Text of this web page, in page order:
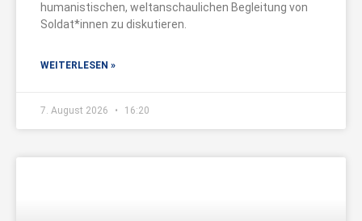
humanistischen, weltanschaulichen Begleitung von
Soldat*innen zu diskutieren.
WEITERLESEN »
7. August 2026 16:20